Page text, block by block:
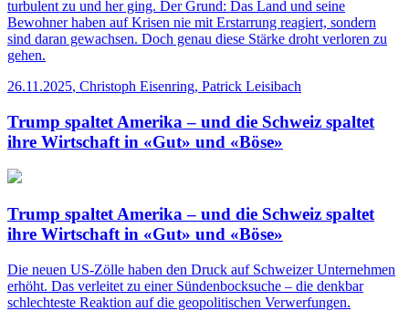
turbulent zu und her ging. Der Grund: Das Land und seine
Bewohner haben auf Krisen nie mit Erstarrung reagiert, sondern
sind daran gewachsen. Doch genau diese Stärke droht verloren zu
gehen.
26.11.2025, Christoph Eisenring, Patrick Leisibach
Trump spaltet Amerika – und die Schweiz spaltet
ihre Wirtschaft in «Gut» und «Böse»
Trump spaltet Amerika – und die Schweiz spaltet
ihre Wirtschaft in «Gut» und «Böse»
Die neuen US-Zölle haben den Druck auf Schweizer Unternehmen
erhöht. Das verleitet zu einer Sündenbocksuche – die denkbar
schlechteste Reaktion auf die geopolitischen Verwerfungen.